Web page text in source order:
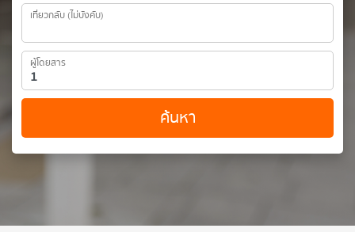
เที่ยวกลับ (ไม่บังคับ)
ผู้โดยสาร
ค้นหา